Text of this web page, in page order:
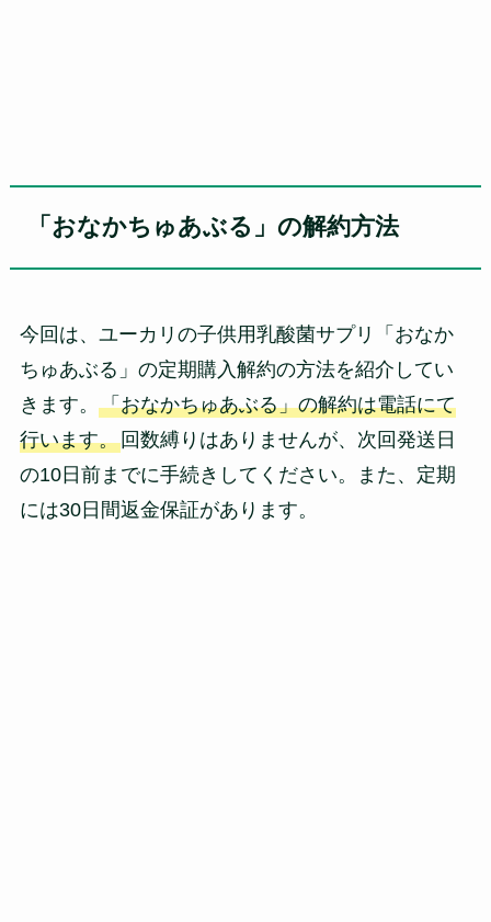
「おなかちゅあぶる」の解約方法
今回は、ユーカリの子供用乳酸菌サプリ「おなか
ちゅあぶる」の定期購入解約の方法を紹介してい
きます。 「おなかちゅあぶる」の解約は電話にて
行います。回数縛りはありませんが、次回発送日
の10日前までに手続きしてください。また、定期
には30日間返金保証があります。